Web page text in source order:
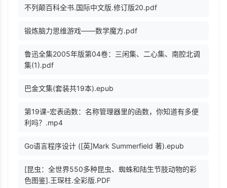
不列颠百科全书.国际中文版.修订版20.pdf
锻炼脑力思维游戏——数学魔方.pdf
鲁迅全集2005年版第04卷：三闲集、二心集、南腔北调
集(1).pdf
巴金文集(套装共19本).epub
第19课-宏表函数：名称管理器里的函数，你知道有多便
利吗？.mp4
Go语言程序设计 ([英]Mark Summerfield 著).epub
[昆虫：全世界550多种昆虫、蜘蛛和陆生节肢动物的彩
色图鉴].王琛柱.全彩版.PDF